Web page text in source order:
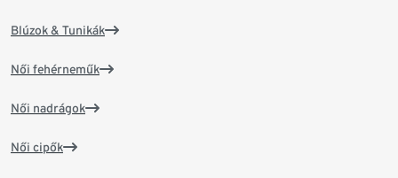
Blúzok & Tunikák
Női fehérneműk
Női nadrágok
Női cipők